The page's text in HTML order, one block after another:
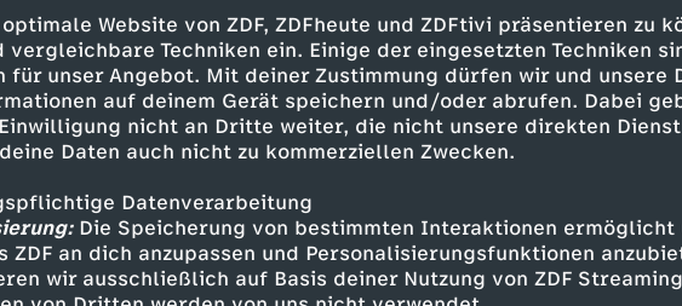
Website von ZDF, ZDFheute und ZDFtivi präsentieren zu
vergleichbare Techniken ein. Einige der eingesetzten Techniken
unser Angebot. Mit deiner Zustimmung dürfen wir und unsere
auf deinem Gerät speichern und/oder abrufen. Dabei
nicht an Dritte weiter, die nicht unsere direkten
Daten auch nicht zu kommerziellen Zwecken.
Datenverarbeitung
Die Speicherung von bestimmten Interaktionen ermöglicht
ZDF an dich anzupassen und Personalisierungsfunktionen
wir ausschließlich auf Basis deiner Nutzung von ZDF